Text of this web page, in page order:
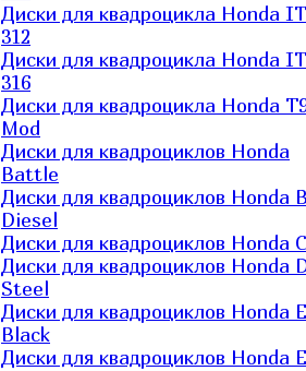
Диски для квадроцикла Honda
312
Диски для квадроцикла Honda
316
Диски для квадроцикла Honda
Mod
Диски для квадроциклов Honda
Battle
Диски для квадроциклов Honda
Diesel
Диски для квадроциклов Honda
Диски для квадроциклов Honda
Steel
Диски для квадроциклов Honda
Black
Диски для квадроциклов Honda